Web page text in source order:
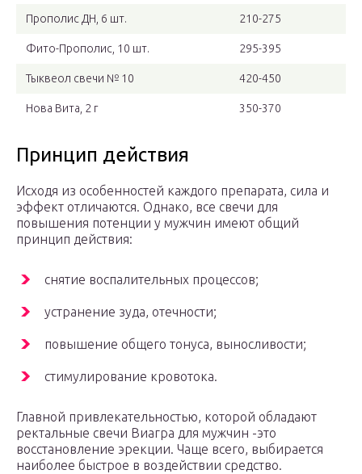
Прополис ДН, 6 шт. 210-275
Фито-Прополис, 10 шт. 295-395
Тыквеол свечи № 10 420-450
Нова Вита, 2 г 350-370
Принцип действия
Исходя из особенностей каждого препарата, сила и
эффект отличаются. Однако, все свечи для
повышения потенции у мужчин имеют общий
принцип действия:
снятие воспалительных процессов;
устранение зуда, отечности;
повышение общего тонуса, выносливости;
стимулирование кровотока.
Главной привлекательностью, которой обладают
ректальные свечи Виагра для мужчин -это
восстановление эрекции. Чаще всего, выбирается
наиболее быстрое в воздействии средство.